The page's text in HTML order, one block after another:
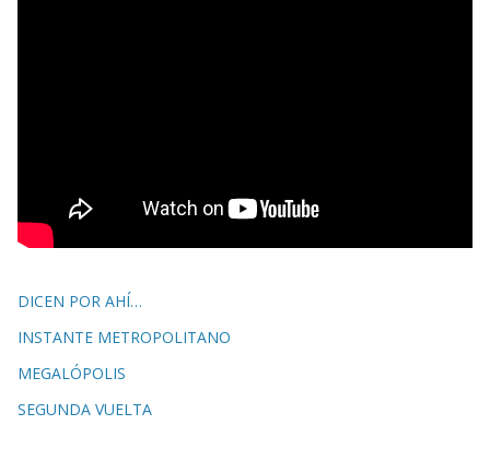
DICEN POR AHÍ…
INSTANTE METROPOLITANO
MEGALÓPOLIS
SEGUNDA VUELTA